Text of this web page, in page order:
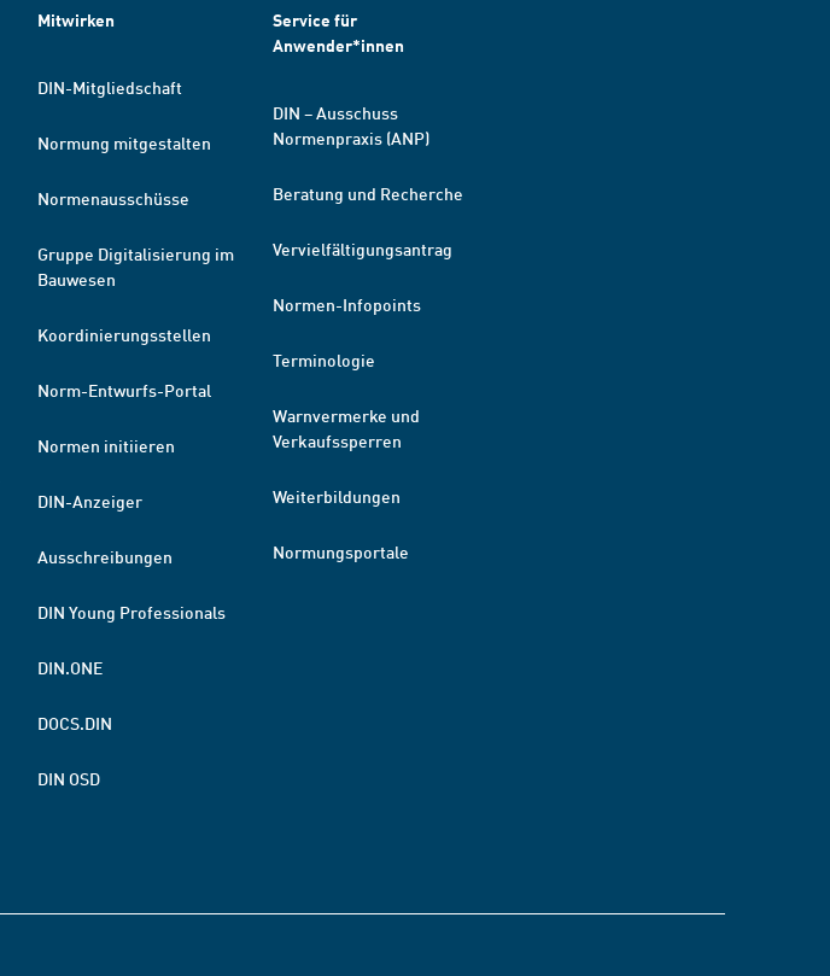
Mitwirken
DIN-Mitgliedschaft
Normung mitgestalten
Normenausschüsse
Gruppe Digitalisierung im
Bauwesen
Koordinierungsstellen
Norm-Entwurfs-Portal
Normen initiieren
DIN-Anzeiger
Ausschreibungen
DIN Young Professionals
DIN.ONE
DOCS.DIN
DIN OSD
Service für
Anwender*innen
DIN – Ausschuss
Normenpraxis (ANP)
Beratung und Recherche
Vervielfältigungsantrag
Normen-Infopoints
Terminologie
Warnvermerke und
Verkaufssperren
Weiterbildungen
Normungsportale